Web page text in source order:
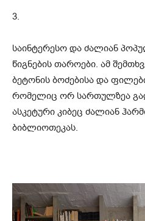
3.
საინტერესო და ძალიან
წიგნების თაროები. ამ
ბეტონის ბოძებისა და
რომელიც ორ სართულზეა
ასკეტური კიბეც ძალიან
ბიბლიოთეკას.